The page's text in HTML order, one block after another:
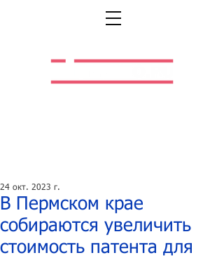
В Пермском крае
собираются увеличить
стоимость патента для
24 окт. 2023 г.